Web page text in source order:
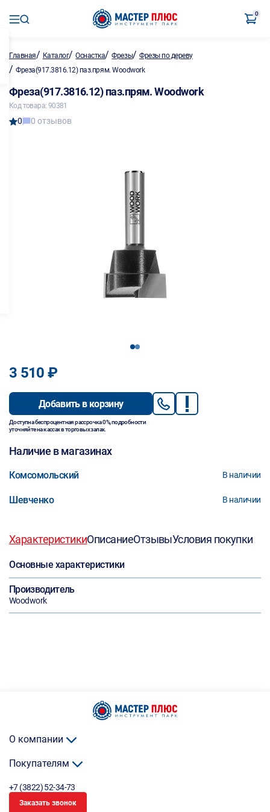
0
Главная/ Каталог/Оснастка/Фрезы/Фрезы по дереву
/ Фреза(917.3816.12) паз.прям. Woodwork
Фреза(917.3816.12) паз.прям. Woodwork
Код товара: 90381
0 0 отзывов
12
3 510 ₽
Добавить в корзину
Доступна беспроцентная рассрочка 0%, подробности
уточняйте на кассах в торговых залах.
Наличие в магазинах
Комсомольский В наличии
Шевченко В наличии
ХарактеристикиОписаниеОтзывыУсловия покупки
Основные характеристики
Производитель
Woodwork
О компании
Покупателям
+7 (3822) 52-34-73
Заказать звонок